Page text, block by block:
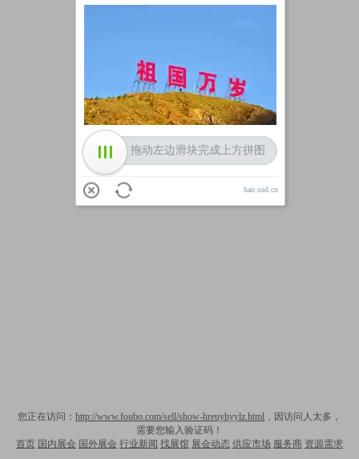
您正在访问： http://www.foubo.com/sell/show-hreuyhyylz.html ，因访问人太多，
需要您输入验证码！
首页 国内展会 国外展会 行业新闻 找展馆 展会动态 供应市场 服务商 资源需求
拖动左边滑块完成上方拼图
hao.sud.cn